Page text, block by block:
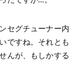
セグチューナー内
ですね。それとも
んが、もしかする